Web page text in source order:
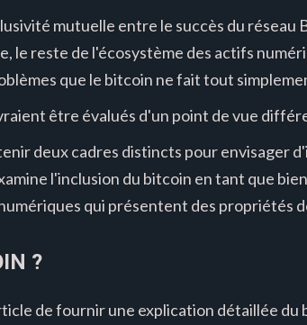
mutuelle entre le succès du
le reste de l'écosystème des actifs
que le bitcoin ne fait tout
être évalués d'un point de vue
deux cadres distincts pour envisager
l'inclusion du bitcoin en tant que
qui présentent des propriétés
?
de fournir une explication détaillée